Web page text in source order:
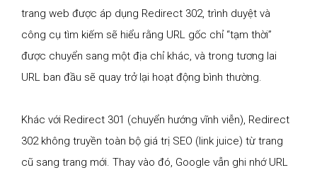
trang web được áp dụng Redirect 302, trình duyệt và
công cụ tìm kiếm sẽ hiểu rằng URL gốc chỉ “tạm thời”
được chuyển sang một địa chỉ khác, và trong tương lai
URL ban đầu sẽ quay trở lại hoạt động bình thường.
Khác với Redirect 301 (chuyển hướng vĩnh viễn), Redirect
302 không truyền toàn bộ giá trị SEO (link juice) từ trang
cũ sang trang mới. Thay vào đó, Google vẫn ghi nhớ URL